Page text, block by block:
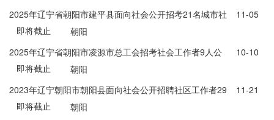
2025年辽宁省朝阳市建平县面向社会公开招考21名城市社
区工作者公告
11-05
即将截止
朝阳
2025年辽宁省朝阳市凌源市总工会招考社会工作者9人公
告
10-10
即将截止
朝阳
2023年辽宁朝阳市朝阳县面向社会公开招聘社区工作者29
人公告
11-21
即将截止
朝阳